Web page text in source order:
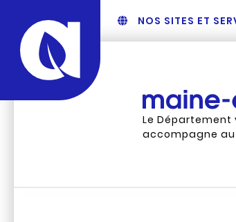
NOS SITES ET
Le Département
accompagne